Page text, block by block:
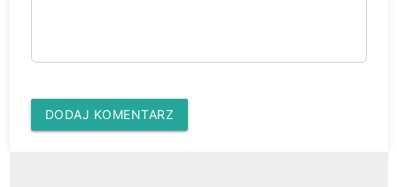
DODAJ KOMENTARZ